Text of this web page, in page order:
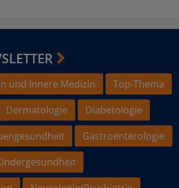
und Innere Medizin
Top-Thema
Dermatologie
Diabetologie
Gastroenterologie